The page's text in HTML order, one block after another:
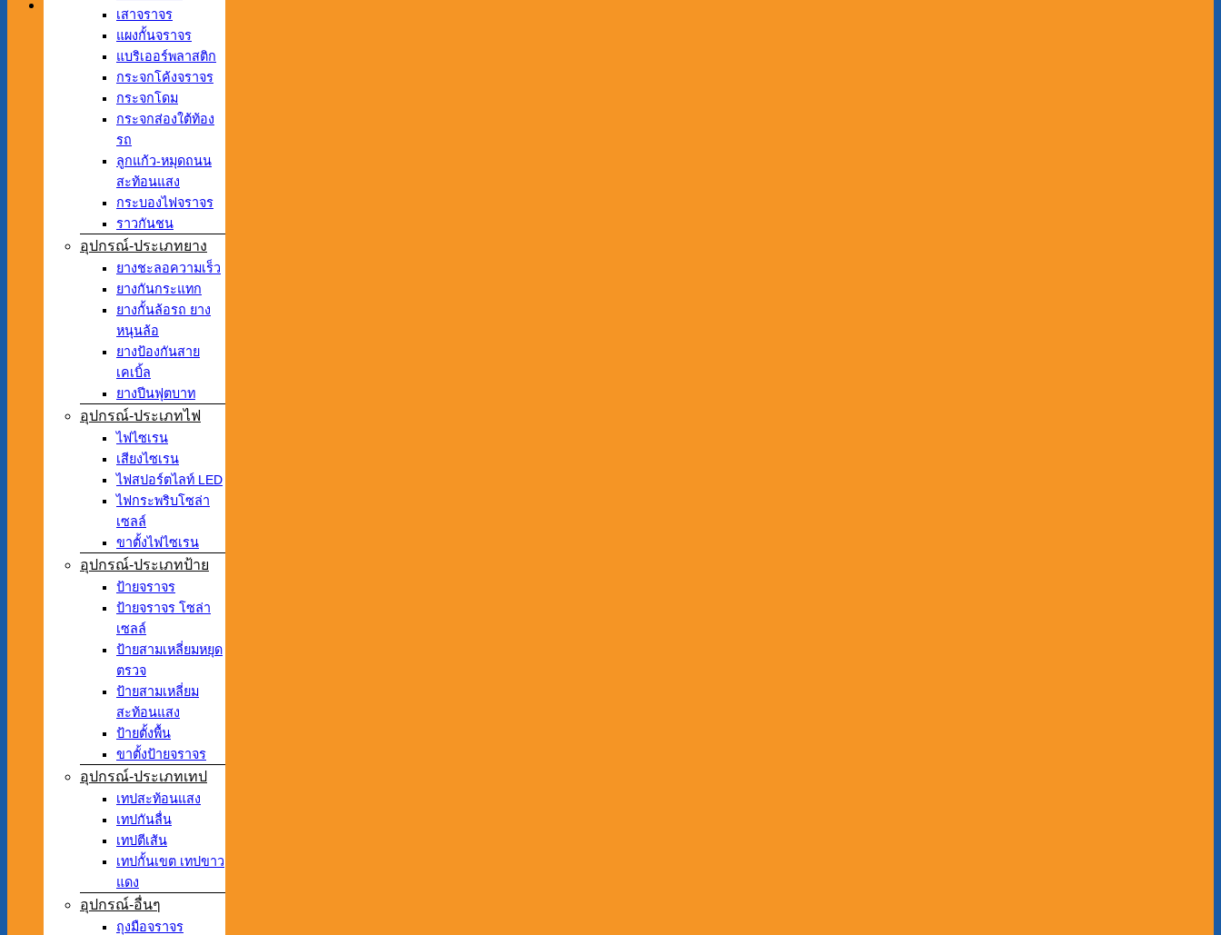
เสาจราจร
แผงกั้นจราจร
แบริเออร์พลาสติก
กระจกโค้งจราจร
กระจกโดม
กระจกส่องใต้ท้อง
รถ
ลูกแก้ว-หมุดถนน
สะท้อนแสง
กระบองไฟจราจร
ราวกันชน
อุปกรณ์-ประเภทยาง
ยางชะลอความเร็ว
ยางกันกระแทก
ยางกั้นล้อรถ ยาง
หนุนล้อ
ยางป้องกันสาย
เคเบิ้ล
ยางปีนฟุตบาท
อุปกรณ์-ประเภทไฟ
ไฟไซเรน
เสียงไซเรน
ไฟสปอร์ตไลท์ LED
ไฟกระพริบโซล่า
เซลล์
ขาตั้งไฟไซเรน
อุปกรณ์-ประเภทป้าย
ป้ายจราจร
ป้ายจราจร โซล่า
เซลล์
ป้ายสามเหลี่ยมหยุด
ตรวจ
ป้ายสามเหลี่ยม
สะท้อนแสง
ป้ายตั้งพื้น
ขาตั้งป้ายจราจร
อุปกรณ์-ประเภทเทป
เทปสะท้อนแสง
เทปกันลื่น
เทปตีเส้น
เทปกั้นเขต เทปขาว
แดง
อุปกรณ์-อื่นๆ
ถุงมือจราจร